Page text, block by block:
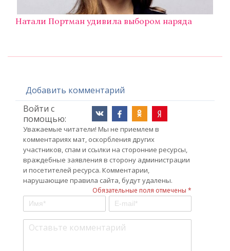
Натали Портман удивила выбором наряда
Добавить комментарий
Войти с
помощью:
Уважаемые читатели! Мы не приемлем в
комментариях мат, оскорбления других
участников, спам и ссылки на сторонние ресурсы,
враждебные заявления в сторону администрации
и посетителей ресурса. Комментарии,
нарушающие правила сайта, будут удалены.
Обязательные поля отмечены *